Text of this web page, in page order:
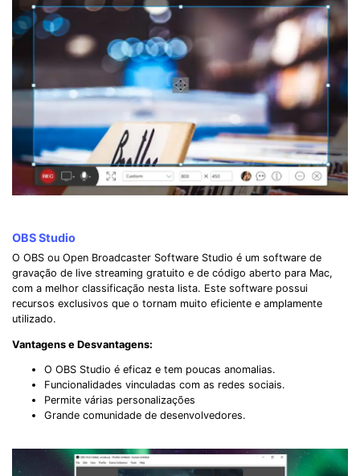
OBS Studio
O OBS ou Open Broadcaster Software Studio é um software de
gravação de live streaming gratuito e de código aberto para Mac,
com a melhor classificação nesta lista. Este software possui
recursos exclusivos que o tornam muito eficiente e amplamente
utilizado.
Vantagens e Desvantagens:
O OBS Studio é eficaz e tem poucas anomalias.
Funcionalidades vinculadas com as redes sociais.
Permite várias personalizações
Grande comunidade de desenvolvedores.